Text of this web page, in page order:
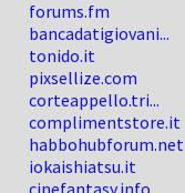
forums.fm
bancadatigiovani...
tonido.it
pixsellize.com
corteappello.tri...
complimentstore.it
habbohubforum.net
iokaishiatsu.it
cinefantasy.info